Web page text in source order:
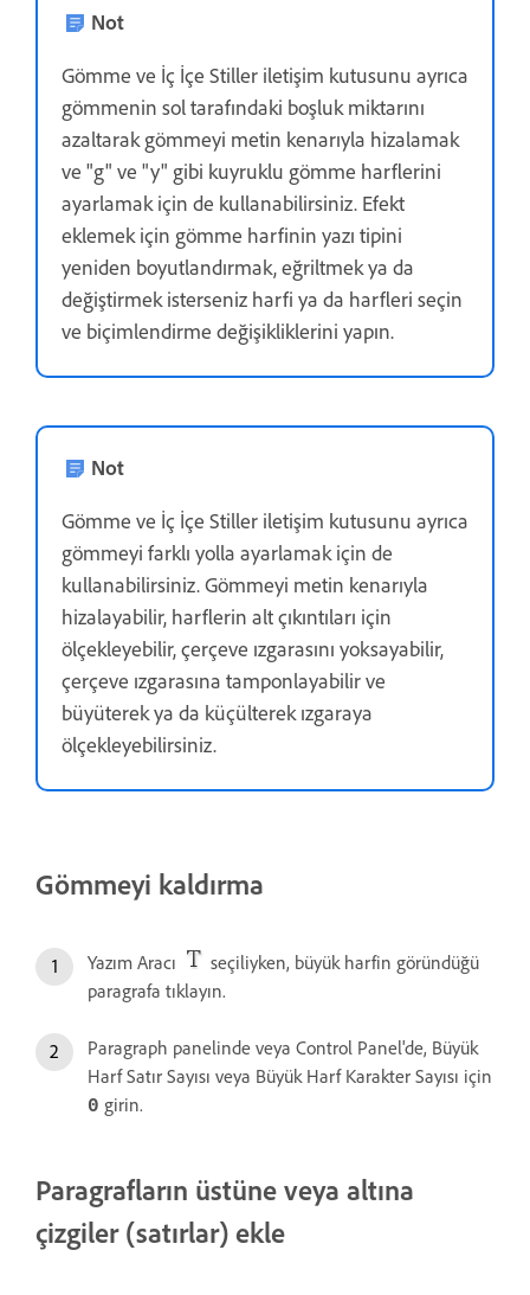
Not
Gömme ve İç İçe Stiller iletişim kutusunu ayrıca
gömmenin sol tarafındaki boşluk miktarını
azaltarak gömmeyi metin kenarıyla hizalamak
ve "g" ve "y" gibi kuyruklu gömme harflerini
ayarlamak için de kullanabilirsiniz. Efekt
eklemek için gömme harfinin yazı tipini
yeniden boyutlandırmak, eğriltmek ya da
değiştirmek isterseniz harfi ya da harfleri seçin
ve biçimlendirme değişikliklerini yapın.
Not
Gömme ve İç İçe Stiller iletişim kutusunu ayrıca
gömmeyi farklı yolla ayarlamak için de
kullanabilirsiniz. Gömmeyi metin kenarıyla
hizalayabilir, harflerin alt çıkıntıları için
ölçekleyebilir, çerçeve ızgarasını yoksayabilir,
çerçeve ızgarasına tamponlayabilir ve
büyüterek ya da küçülterek ızgaraya
ölçekleyebilirsiniz.
Gömmeyi kaldırma
Yazım Aracı
seçiliyken, büyük harfin göründüğü
paragrafa tıklayın.
Paragraph panelinde veya Control Panel'de, Büyük
Harf Satır Sayısı veya Büyük Harf Karakter Sayısı için
0 girin.
Paragrafların üstüne veya altına
çizgiler (satırlar) ekle